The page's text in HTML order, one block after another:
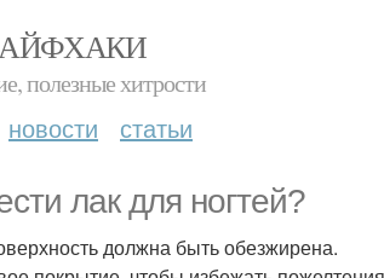
полезные хитрости
новости статьи
лак для ногтей?
должна быть обезжирена.